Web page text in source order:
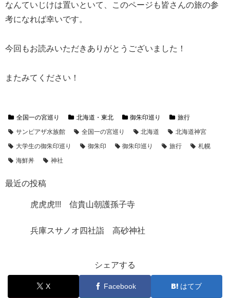
なんていじけは置いといて、このページも皆さんの旅の参
考になれば幸いです。
今回もお読みいただきありがとうございました！
またみてください！
全国一の宮巡り 北海道・東北 御朱印巡り
旅行
サンピアザ水族館
全国一の宮巡り 北海道
北海道神宮
大学生の御朱印巡り
御朱印 御朱印巡り 旅行
札幌
海鮮丼
神社
最近の投稿
虎虎虎!!! 信貴山朝護孫子寺
兵庫スサノオ四社詣 高砂神社
シェアする
X Facebook はてブ